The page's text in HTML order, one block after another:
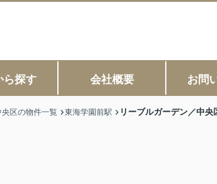
ら探す 会社概要 お問
区の物件一覧 東海学園前駅 リーブルガーデン／中